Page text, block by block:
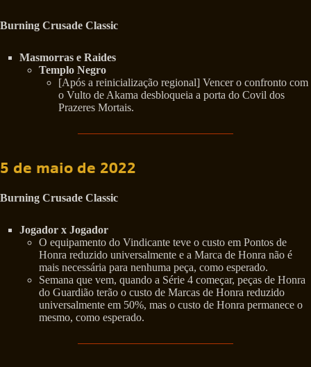
Burning Crusade Classic
Masmorras e Raides
Templo Negro
[Após a reinicialização regional] Vencer o confronto com
o Vulto de Akama desbloqueia a porta do Covil dos
Prazeres Mortais.
5 de maio de 2022
Burning Crusade Classic
Jogador x Jogador
O equipamento do Vindicante teve o custo em Pontos de
Honra reduzido universalmente e a Marca de Honra não é
mais necessária para nenhuma peça, como esperado.
Semana que vem, quando a Série 4 começar, peças de Honra
do Guardião terão o custo de Marcas de Honra reduzido
universalmente em 50%, mas o custo de Honra permanece o
mesmo, como esperado.